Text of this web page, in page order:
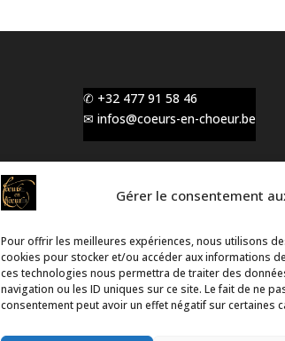
Gérer le consentement
Pour offrir les meilleures expériences, nous utilisons
cookies pour stocker et/ou accéder aux informations
ces technologies nous permettra de traiter des
navigation ou les ID uniques sur ce site. Le fait de ne
consentement peut avoir un effet négatif sur certaines
✆ +32 477 91 58 46
✉ infos@coeurs-en-choeur.be
Toute proposition de partenariat en
téléphone ou par message !